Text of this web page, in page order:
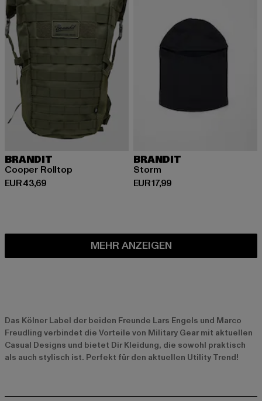
BRANDIT
Cooper Rolltop
EUR 43,69
Derzeitiger Preis: EUR 43,69
BRANDIT
Storm
EUR 17,99
Derzeitiger Preis: EUR 17,99
MEHR ANZEIGEN
Das Kölner Label der beiden Freunde Lars Engels und Marco
Freudling verbindet die Vorteile von Military Gear mit aktuellen
Casual Designs und bietet Dir Kleidung, die sowohl praktisch
als auch stylisch ist. Perfekt für den aktuellen Utility Trend!